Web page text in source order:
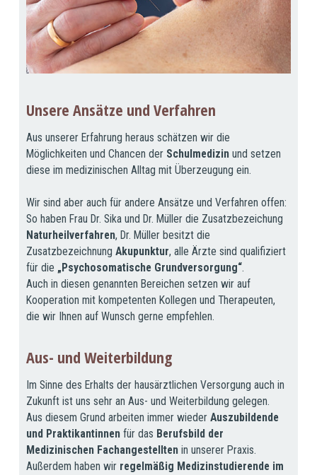
Unsere Ansätze und Verfahren
Aus unserer Erfahrung heraus schätzen wir die
Möglichkeiten und Chancen der Schulmedizinund setzen
diese im medizinischen Alltag mit Überzeugung ein.
Wir sind aber auch für andere Ansätze und Verfahren offen:
So haben Frau Dr. Sika und Dr. Müller die Zusatzbezeichung
Naturheilverfahren, Dr. Müller besitzt die
Zusatzbezeichnung Akupunktur, alle Ärzte sind qualifiziert
für die „Psychosomatische Grundversorgung“.
Auch in diesen genannten Bereichen setzen wir auf
Kooperation mit kompetenten Kollegen und Therapeuten,
die wir Ihnen auf Wunsch gerne empfehlen.
Aus- und Weiterbildung
Im Sinne des Erhalts der hausärztlichen Versorgung auch in
Zukunft ist uns sehr an Aus- und Weiterbildung gelegen.
Aus diesem Grund arbeiten immer wieder Auszubildende
und Praktikantinnenfür das Berufsbild der
Medizinischen Fachangestelltenin unserer Praxis.
Außerdem haben wir regelmäßig Medizinstudierende im